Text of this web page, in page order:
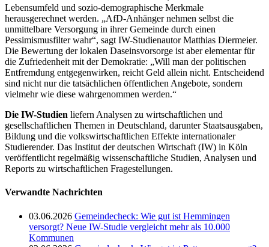
Lebensumfeld und sozio-demographische Merkmale
herausgerechnet werden. „AfD-Anhänger nehmen selbst die
unmittelbare Versorgung in ihrer Gemeinde durch einen
Pessimismusfilter wahr“, sagt IW-Studienautor Matthias Diermeier.
Die Bewertung der lokalen Daseinsvorsorge ist aber elementar für
die Zufriedenheit mit der Demokratie: „Will man der politischen
Entfremdung entgegenwirken, reicht Geld allein nicht. Entscheidend
sind nicht nur die tatsächlichen öffentlichen Angebote, sondern
vielmehr wie diese wahrgenommen werden.“
Die IW-Studien liefern Analysen zu wirtschaftlichen und
gesellschaftlichen Themen in Deutschland, darunter Staatsausgaben,
Bildung und die volkswirtschaftlichen Effekte internationaler
Studierender. Das Institut der deutschen Wirtschaft (IW) in Köln
veröffentlicht regelmäßig wissenschaftliche Studien, Analysen und
Reports zu wirtschaftlichen Fragestellungen.
Verwandte Nachrichten
03.06.2026 Gemeindecheck: Wie gut ist Hemmingen
versorgt? Neue IW-Studie vergleicht mehr als 10.000
Kommunen